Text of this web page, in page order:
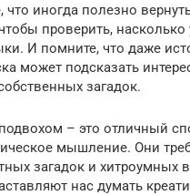
что иногда полезно
проверить,
И помните, что даже
может подсказать
загадок.
– это отличный
мышление. Они
загадок и хитроумных
нас думать